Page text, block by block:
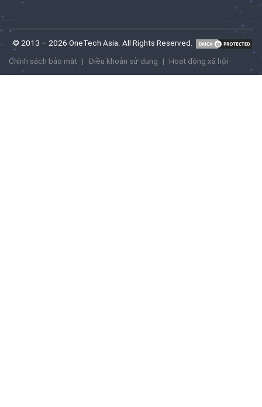
© 2013 – 2026 OneTech Asia. All Rights Reserved.
Chính sách bảo mật | Điều khoản sử dụng | Hoạt động xã hội